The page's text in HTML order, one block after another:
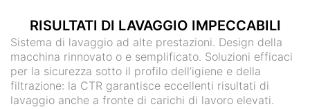
RISULTATI DI LAVAGGIO IMPECCABILI
Sistema di lavaggio ad alte prestazioni. Design della
macchina rinnovato o e semplificato. Soluzioni efficaci
per la sicurezza sotto il profilo dell’igiene e della
filtrazione: la CTR garantisce eccellenti risultati di
lavaggio anche a fronte di carichi di lavoro elevati.